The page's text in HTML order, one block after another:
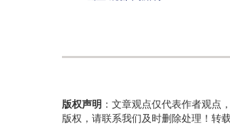
版权声明 ：文章观点仅代表作者观点
版权，请联系我们及时删除处理！转